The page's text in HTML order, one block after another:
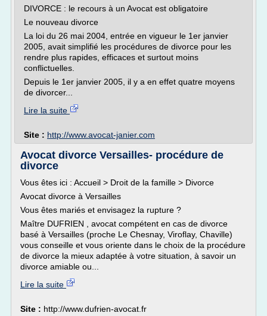
DIVORCE : le recours à un Avocat est obligatoire
Le nouveau divorce
La loi du 26 mai 2004, entrée en vigueur le 1er janvier
2005, avait simplifié les procédures de divorce pour les
rendre plus rapides, efficaces et surtout moins
conflictuelles.
Depuis le 1er janvier 2005, il y a en effet quatre moyens
de divorcer...
Lire la suite
Site : http://www.avocat-janier.com
Avocat divorce Versailles- procédure de
divorce
Vous êtes ici : Accueil > Droit de la famille > Divorce
Avocat divorce à Versailles
Vous êtes mariés et envisagez la rupture ?
Maître DUFRIEN , avocat compétent en cas de divorce
basé à Versailles (proche Le Chesnay, Viroflay, Chaville)
vous conseille et vous oriente dans le choix de la procédure
de divorce la mieux adaptée à votre situation, à savoir un
divorce amiable ou...
Lire la suite
Site : http://www.dufrien-avocat.fr